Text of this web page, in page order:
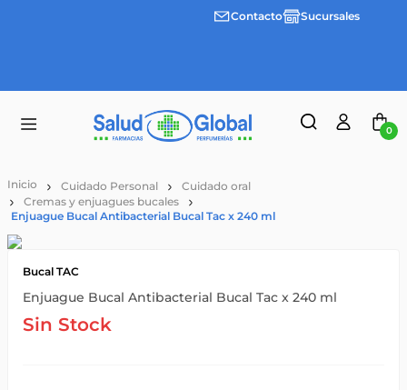
Envíos
3 cuotas Contacto Sucursales
0
Cuidado Personal
Cuidado oral
Cremas y enjuagues bucales
Enjuague Bucal Antibacterial Bucal Tac x 240 ml
Bucal TAC
Enjuague Bucal Antibacterial Bucal Tac x 240 ml
Sin Stock